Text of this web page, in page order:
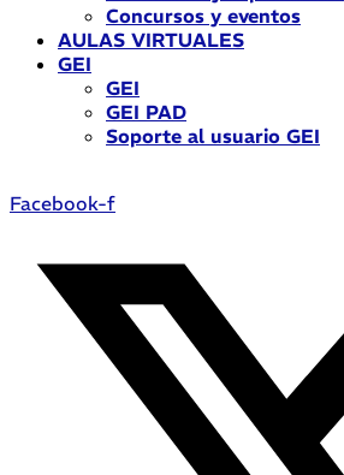
Concursos y eventos
AULAS VIRTUALES
GEI
GEI
GEI PAD
Soporte al usuario GEI
Facebook-f